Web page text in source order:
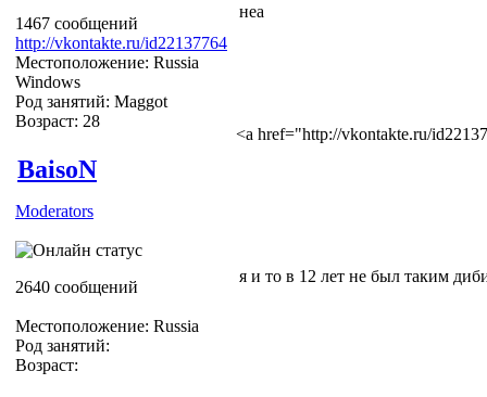
1467 сообщений
http://vkontakte.ru/id22137764
Местоположение: Russia
Windows
Род занятий: Maggot
Возраст: 28
неа
<a href="http://vkontakte.ru/
BaisoN
Moderators
2640 сообщений
Местоположение: Russia
Род занятий:
Возраст:
я и то в 12 лет не был таким